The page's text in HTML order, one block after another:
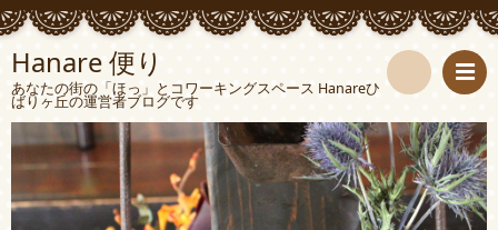
Hanare 便り
あなたの街の「ほっ」とコワーキングスペース Hanareひ
ばりヶ丘の運営者ブログです
検
索